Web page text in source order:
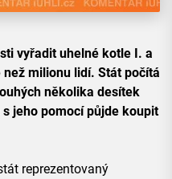
vyřadit uhelné kotle I. a
milionu lidí. Stát počítá
několika desítek
jeho pomocí půjde koupit
reprezentovaný